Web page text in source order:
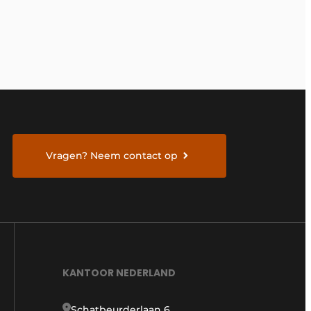
Vragen? Neem contact op
KANTOOR NEDERLAND